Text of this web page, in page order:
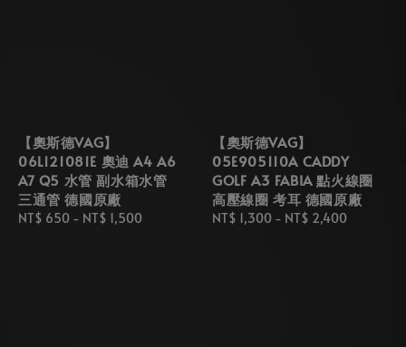
【奧斯德VAG】
06L121081E 奧迪 A4 A6
A7 Q5 水管 副水箱水管
三通管 德國原廠
Regular
NT$ 650 - NT$ 1,500
【奧斯德VAG】
05E905110A CADDY
GOLF A3 FABIA 點火線圈
高壓線圈 考耳 德國原廠
Regular
NT$ 1,300 - NT$ 2,400